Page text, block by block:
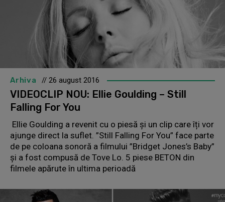
Arhiva // 26 august 2016
VIDEOCLIP NOU: Ellie Goulding – Still
Falling For You
Ellie Goulding a revenit cu o piesă și un clip care îți vor
ajunge direct la suflet. ”Still Falling For You” face parte
de pe coloana sonoră a filmului ”Bridget Jones’s Baby”
și a fost compusă de Tove Lo. 5 piese BETON din
filmele apărute în ultima perioadă